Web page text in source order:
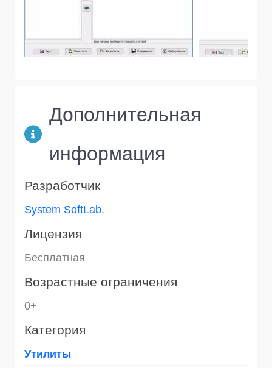
Дополнительная
информация
Разработчик
System SoftLab.
Лицензия
Бесплатная
Возрастные ограничения
0+
Категория
Утилиты